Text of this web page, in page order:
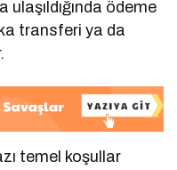
ödeme
transferi ya da
temel koşullar